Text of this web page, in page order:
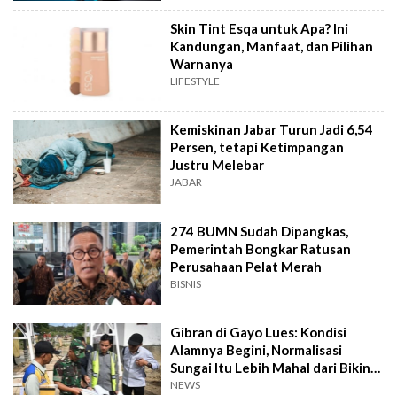
Skin Tint Esqa untuk Apa? Ini
Kandungan, Manfaat, dan Pilihan
Warnanya
LIFESTYLE
Kemiskinan Jabar Turun Jadi 6,54
Persen, tetapi Ketimpangan
Justru Melebar
JABAR
274 BUMN Sudah Dipangkas,
Pemerintah Bongkar Ratusan
Perusahaan Pelat Merah
BISNIS
Gibran di Gayo Lues: Kondisi
Alamnya Begini, Normalisasi
Sungai Itu Lebih Mahal dari Bikin
Jembatan
NEWS